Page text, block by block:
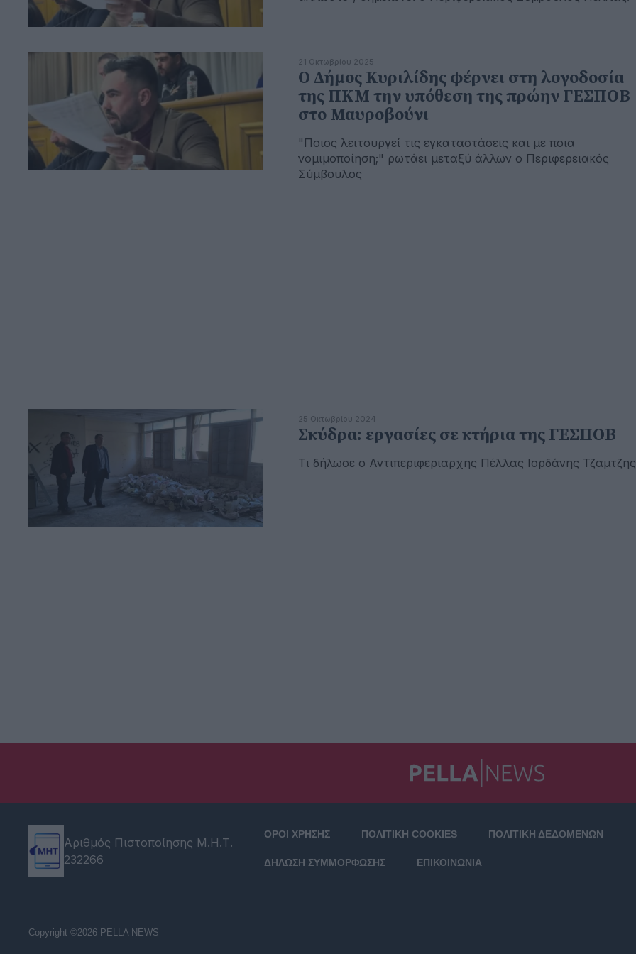
21 Οκτωβρίου 2025
Ο Δήμος Κυριλίδης φέρνει στη λογοδοσία
της ΠΚΜ την υπόθεση της πρώην ΓΕΣΠΟΒ
στο Μαυροβούνι
"Ποιος λειτουργεί τις εγκαταστάσεις και με ποια
νομιμοποίηση;" ρωτάει μεταξύ άλλων ο Περιφερειακός
Σύμβουλος
25 Οκτωβρίου 2024
Σκύδρα: εργασίες σε κτήρια της ΓΕΣΠΟΒ
Τι δήλωσε ο Αντιπεριφεριαρχης Πέλλας Ιορδάνης
Αριθμός Πιστοποίησης Μ.Η.Τ.
232266
ΟΡΟΙ ΧΡΗΣΗΣ ΠΟΛΙΤΙΚΗ COOKIES ΠΟΛΙΤΙΚΗ ΔΕΔΟΜΕΝΩΝ
ΔΗΛΩΣΗ ΣΥΜΜΟΡΦΩΣΗΣ ΕΠΙΚΟΙΝΩΝΙΑ
Copyright ©2026 PELLA NEWS